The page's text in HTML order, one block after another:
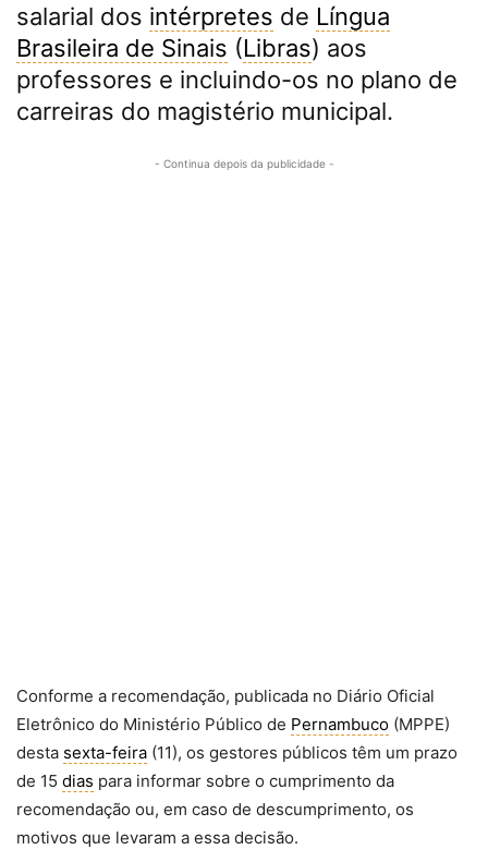
salarial dos intérpretes de Língua
Brasileira de Sinais (Libras) aos
professores e incluindo-os no plano de
carreiras do magistério municipal.
- Continua depois da publicidade -
Conforme a recomendação, publicada no Diário Oficial
Eletrônico do Ministério Público de Pernambuco (MPPE)
desta sexta-feira (11), os gestores públicos têm um prazo
de 15 dias para informar sobre o cumprimento da
recomendação ou, em caso de descumprimento, os
motivos que levaram a essa decisão.